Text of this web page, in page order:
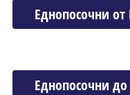
Еднопосочни от
Еднопосочни